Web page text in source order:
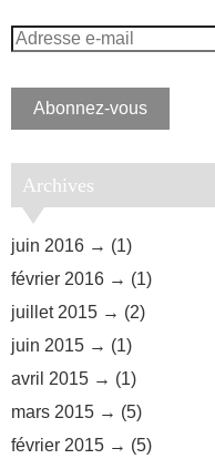
Adresse
mailAbonnez-vous
Archives
juin 2016
(1)
février 2016
(1)
juillet 2015
(2)
juin 2015
(1)
avril 2015
(1)
mars 2015
(5)
février 2015
(5)